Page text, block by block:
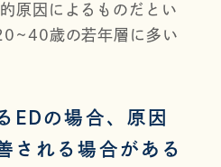
原因によるものだとい
歳の若年層に多い
EDの場合、原因
される場合がある